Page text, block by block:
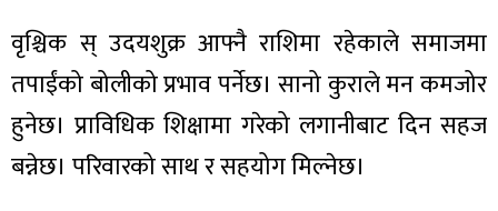
वृश्चिक स् उदयशुक्र आफ्नै राशिमा रहेकाले समाजमा
तपाईंको बोलीको प्रभाव पर्नेछ। सानो कुराले मन कमजोर
हुनेछ। प्राविधिक शिक्षामा गरेको लगानीबाट दिन सहज
बन्नेछ। परिवारको साथ र सहयोग मिल्नेछ।